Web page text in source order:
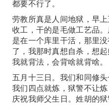
都要不行了。
劳教所真是人间地狱，早
收工，干的是毛做工艺品
是在一个库里干活，那里
了，我那时真想自杀，想
我就背法，会背啥就背啥。
五月十三日。我们和同修
我们四点就炼，狱警不让
庆祝我师父生日。姓胡的